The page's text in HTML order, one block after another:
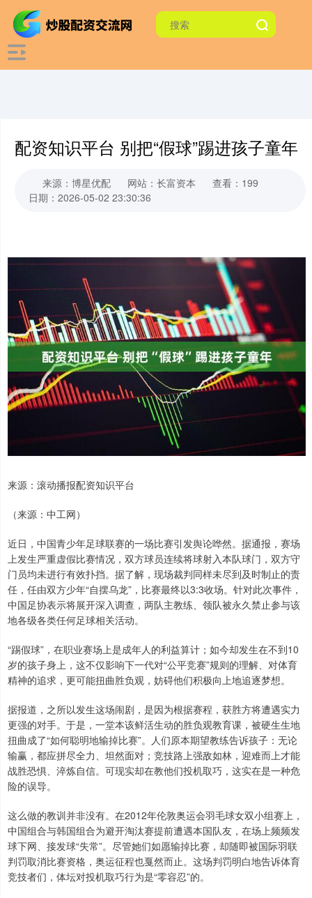
配资知识平台 别把“假球”踢进孩子童年
来源：博星优配 网站：长富资本
查看：199
日期：2026-05-02 23:30:36
来源：滚动播报配资知识平台
（来源：中工网）
近日，中国青少年足球联赛的一场比赛引发舆论哗然。据通报，赛场
上发生严重虚假比赛情况，双方球员连续将球射入本队球门，双方守
门员均未进行有效扑挡。据了解，现场裁判同样未尽到及时制止的责
任，任由双方少年“自摆乌龙”，比赛最终以3:3收场。针对此次事件，
中国足协表示将展开深入调查，两队主教练、领队被永久禁止参与该
地各级各类任何足球相关活动。
“踢假球”，在职业赛场上是成年人的利益算计；如今却发生在不到10
岁的孩子身上，这不仅影响下一代对“公平竞赛”规则的理解、对体育
精神的追求，更可能扭曲胜负观，妨碍他们积极向上地追逐梦想。
据报道，之所以发生这场闹剧，是因为根据赛程，获胜方将遭遇实力
更强的对手。于是，一堂本该鲜活生动的胜负观教育课，被硬生生地
扭曲成了“如何聪明地输掉比赛”。人们原本期望教练告诉孩子：无论
输赢，都应拼尽全力、坦然面对；竞技路上强敌如林，迎难而上才能
战胜恐惧、淬炼自信。可现实却在教他们投机取巧，这实在是一种危
险的误导。
这么做的教训并非没有。在2012年伦敦奥运会羽毛球女双小组赛上，
中国组合与韩国组合为避开淘汰赛提前遭遇本国队友，在场上频频发
球下网、接发球“失常”。尽管她们如愿输掉比赛，却随即被国际羽联
判罚取消比赛资格，奥运征程也戛然而止。这场判罚明白地告诉体育
竞技者们，体坛对投机取巧行为是“零容忍”的。